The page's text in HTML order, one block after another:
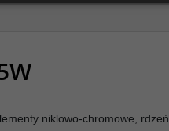
niklowo-chromowe, rdzeń